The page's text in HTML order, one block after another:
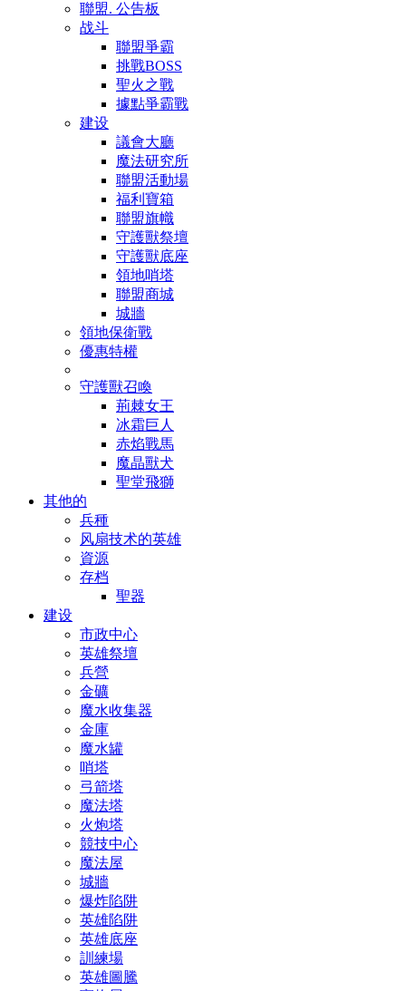
聯盟. 公告板
战斗
聯盟爭霸
挑戰BOSS
聖火之戰
據點爭霸戰
建设
議會大廳
魔法研究所
聯盟活動場
福利寶箱
聯盟旗幟
守護獸祭壇
守護獸底座
領地哨塔
聯盟商城
城牆
領地保衛戰
優惠特權
守護獸召喚
荊棘女王
冰霜巨人
赤焰戰馬
魔晶獸犬
聖堂飛獅
其他的
兵種
风扇技术的英雄
資源
存档
聖器
建设
市政中心
英雄祭壇
兵營
金礦
魔水收集器
金庫
魔水罐
哨塔
弓箭塔
魔法塔
火炮塔
競技中心
魔法屋
城牆
爆炸陷阱
英雄陷阱
英雄底座
訓練場
英雄圖騰